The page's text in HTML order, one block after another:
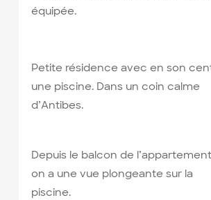
équipée.
Petite résidence avec en son
une piscine. Dans un coin calme
d’Antibes.
Depuis le balcon de
on a une vue plongeante sur la
piscine.